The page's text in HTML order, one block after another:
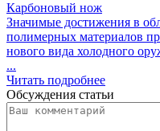
Карбоновый нож
Значимые достижения в
полимерных материалов
нового вида холодного
...
Читать подробнее
Обсуждения статьи